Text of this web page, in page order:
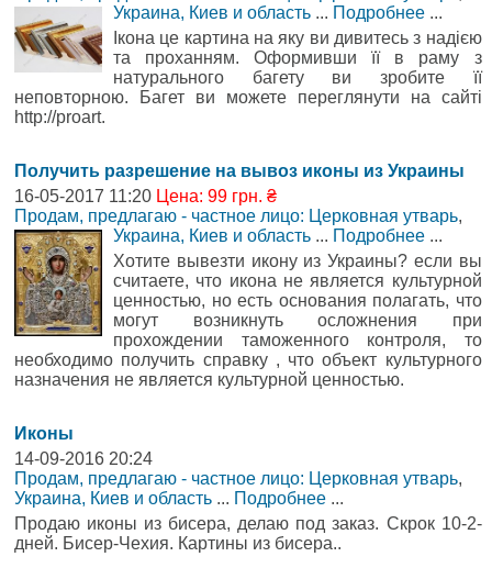
Украина, Киев и область ... Подробнее ...
Ікона це картина на яку ви дивитесь з надією
та проханням. Оформивши її в раму з
натурального багету ви зробите її
неповторною. Багет ви можете переглянути на сайті
http://proart.
Получить разрешение на вывоз иконы из Украины
16-05-2017 11:20 Цена: 99 грн. ₴
Продам, предлагаю - частное лицо: Церковная утварь,
Украина, Киев и область ... Подробнее ...
Хотите вывезти икону из Украины? если вы
считаете, что икона не является культурной
ценностью, но есть основания полагать, что
могут возникнуть осложнения при
прохождении таможенного контроля, то
необходимо получить справку , что объект культурного
назначения не является культурной ценностью.
Иконы
14-09-2016 20:24
Продам, предлагаю - частное лицо: Церковная утварь,
Украина, Киев и область ... Подробнее ...
Продаю иконы из бисера, делаю под заказ. Скрок 10-2-
дней. Бисер-Чехия. Картины из бисера..